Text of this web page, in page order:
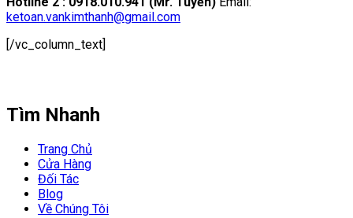
ketoan.vankimthanh@gmail.com
[/vc_column_text]
Tìm Nhanh
Trang Chủ
Cửa Hàng
Đối Tác
Blog
Về Chúng Tôi